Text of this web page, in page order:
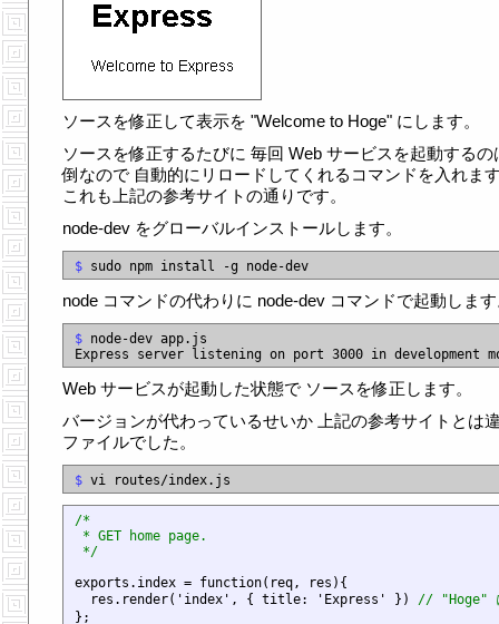
ソースを修正して表示を "Welcome to Hoge" にします。
ソースを修正するたびに 毎回 Web サービスを起動するの
倒なので 自動的にリロードしてくれるコマンドを入れま
これも上記の参考サイトの通りです。
node-dev をグローバルインストールします。
$
node コマンドの代わりに node-dev コマンドで起動しま
$ node-dev app.js
Web サービスが起動した状態で ソースを修正します。
バージョンが代わっているせいか 上記の参考サイトとは
ファイルでした。
$
/*
* GET home page.
*/
exports.index = function(req, res){
  res.render('index', { title: 'Express' })
// "Hoge"